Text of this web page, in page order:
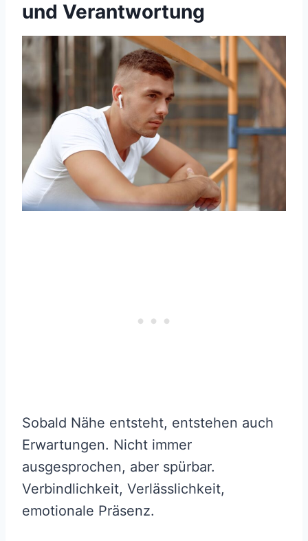
und Verantwortung
Sobald Nähe entsteht, entstehen auch
Erwartungen. Nicht immer
ausgesprochen, aber spürbar.
Verbindlichkeit, Verlässlichkeit,
emotionale Präsenz.